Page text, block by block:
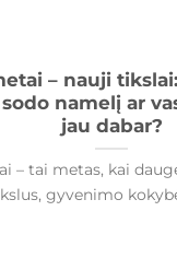
– nauji
namelį ar
jau dabar?
– tai metas, kai
gyvenimo